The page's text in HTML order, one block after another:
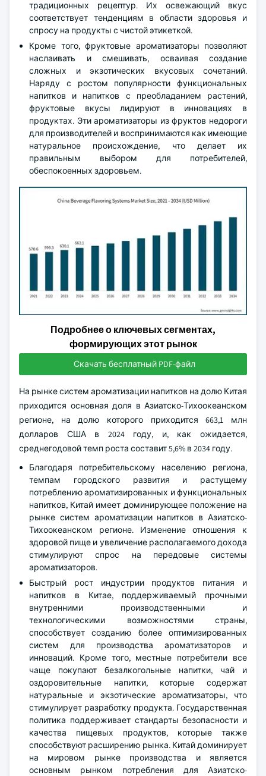
традиционных рецептур. Их освежающий вкус
соответствует тенденциям в области здоровья и
спросу на продукты с чистой этикеткой.
Кроме того, фруктовые ароматизаторы позволяют
наслаивать и смешивать, осваивая создание
сложных и экзотических вкусовых сочетаний.
Наряду с ростом популярности функциональных
напитков и напитков с преобладанием растений,
фруктовые вкусы лидируют в инновациях в
продуктах. Эти ароматизаторы из фруктов недороги
для производителей и воспринимаются как имеющие
натуральное происхождение, что делает их
правильным выбором для потребителей,
обеспокоенных здоровьем.
Подробнее о ключевых сегментах,
формирующих этот рынок
Скачать бесплатный PDF-файл
На рынке систем ароматизации напитков на долю Китая
приходится основная доля в Азиатско-Тихоокеанском
регионе, на долю которого приходится 663,1 млн
долларов США в 2024 году, и, как ожидается,
среднегодовой темп роста составит 5,6% в 2034 году.
Благодаря потребительскому населению региона,
темпам городского развития и растущему
потреблению ароматизированных и функциональных
напитков, Китай имеет доминирующее положение на
рынке систем ароматизации напитков в Азиатско-
Тихоокеанском регионе. Изменение отношения к
здоровой пище и увеличение располагаемого дохода
стимулируют спрос на передовые системы
ароматизаторов.
Быстрый рост индустрии продуктов питания и
напитков в Китае, поддерживаемый прочными
внутренними производственными и
технологическими возможностями страны,
способствует созданию более оптимизированных
систем для производства ароматизаторов и
инноваций. Кроме того, местные потребители все
чаще покупают безалкогольные напитки, чай и
оздоровительные напитки, которые содержат
натуральные и экзотические ароматизаторы, что
стимулирует разработку продукта. Государственная
политика поддерживает стандарты безопасности и
качества пищевых продуктов, которые также
способствуют расширению рынка. Китай доминирует
на мировом рынке производства и является
основным рынком потребления для Азиатско-